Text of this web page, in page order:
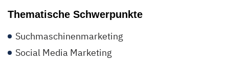
Thematische Schwerpunkte
Suchmaschinenmarketing
Social Media Marketing